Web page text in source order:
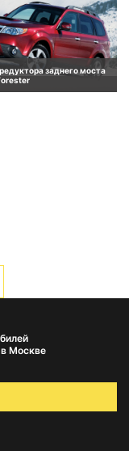
заднего моста
Москве